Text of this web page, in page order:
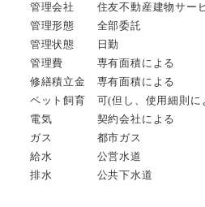
管理会社 住友不動産建物サー
管理形態 全部委託
管理状態 日勤
管理費 専有面積による
修繕積立金 専有面積による
ペット飼育 可(但し、使用細則に
電気 契約会社による
ガス 都市ガス
給水 公営水道
排水 公共下水道